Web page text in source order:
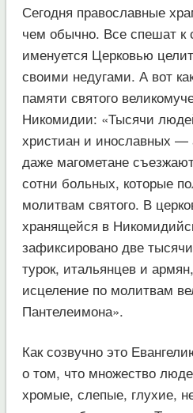
Сегодня православные
чем обычно. Все спешат к
именуется Церковью
своими недугами. А вот
памяти святого
Никомидии: «Тысячи
христиан и инославных —
даже магометане
сотни больных, которые
молитвам святого. В
хранящейся в
зафиксировано две
турок, итальянцев и
исцеление по молитвам
Пантелеимона».
Как созвучно это
о том, что множество
хромые, слепые, глухие,